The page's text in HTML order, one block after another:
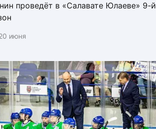
проведёт в «Салавате Юлаеве» 9-й
июня